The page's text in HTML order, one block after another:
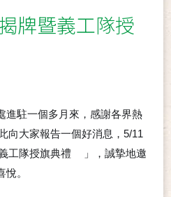
牌暨義工隊授
進駐一個多月來，感謝各界熱
向大家報告一個好消息，5/11
工隊授旗典禮
」，誠摯地邀
。